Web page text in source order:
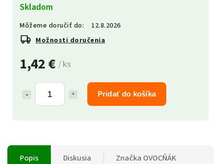
1,42 € / ks
Pridať do košíka
Skladom
Môžeme doručiť do:
12.8.2026
Možnosti doručenia
Popis Diskusia Značka OVOCŇÁK